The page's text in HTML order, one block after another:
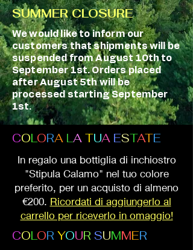
COLORA LA TUA ESTATE
In regalo una bottiglia di inchiostro
"Stipula Calamo" nel tuo colore
preferito, per un acquisto di almeno
€200. Ricordati di aggiungerlo al
carrello per riceverlo in omaggio!
COLOR YOUR SUMMER
SUMMER CLOSURE
We would like to inform our
customers that shipments will be
suspended from August 10th to
September 1st. Orders placed
after August 5th will be
processed starting September
1st.